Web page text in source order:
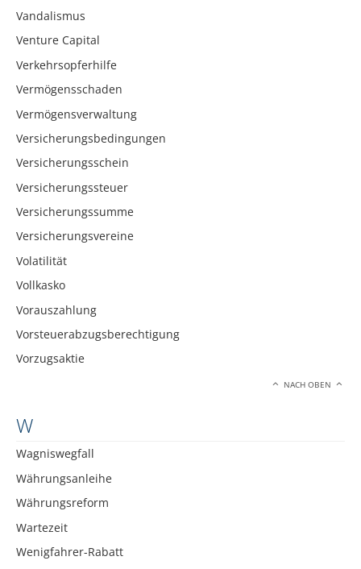
Vandalismus
Venture Capital
Verkehrsopferhilfe
Vermögensschaden
Vermögensverwaltung
Versicherungsbedingungen
Versicherungsschein
Versicherungssteuer
Versicherungssumme
Versicherungsvereine
Volatilität
Vollkasko
Vorauszahlung
Vorsteuerabzugsberechtigung
Vorzugsaktie
NACH OBEN
W
Wagniswegfall
Währungsanleihe
Währungsreform
Wartezeit
Wenigfahrer-Rabatt